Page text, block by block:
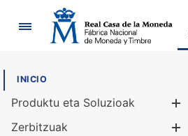
Nabigazioa
INICIO
Produktu eta Soluzioak
Zerbitzuak